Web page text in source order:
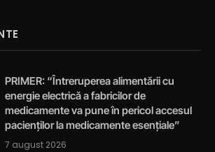
PRIMER: “Întreruperea alimentării cu
energie electrică a fabricilor de
medicamente va pune în pericol accesul
pacienților la medicamente esențiale”
7 august 2026